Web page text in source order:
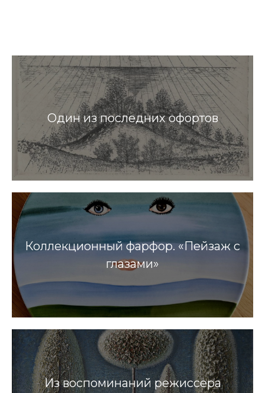
Один из последних офортов
Коллекционный фарфор. «Пейзаж с
глазами»
Из воспоминаний режиссера